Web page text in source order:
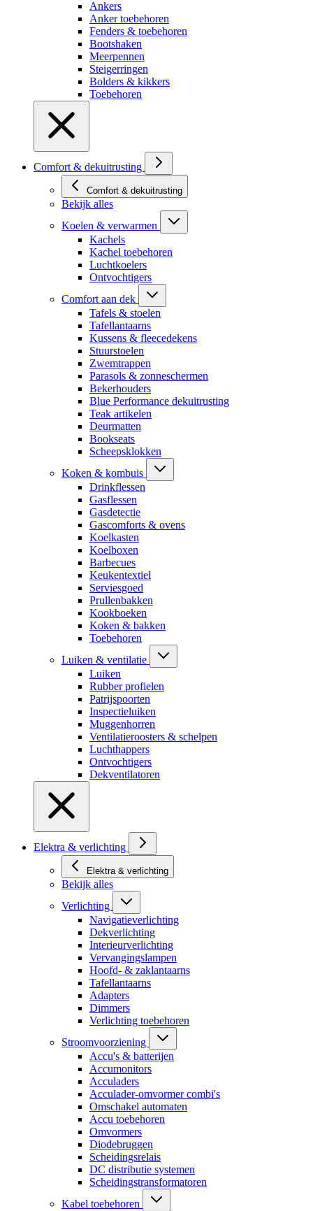
Ankers
Anker toebehoren
Fenders & toebehoren
Bootshaken
Meerpennen
Steigerringen
Bolders & kikkers
Toebehoren
Comfort & dekuitrusting
Comfort & dekuitrusting
Bekijk alles
Koelen & verwarmen
Kachels
Kachel toebehoren
Luchtkoelers
Ontvochtigers
Comfort aan dek
Tafels & stoelen
Tafellantaarns
Kussens & fleecedekens
Stuurstoelen
Zwemtrappen
Parasols & zonneschermen
Bekerhouders
Blue Performance dekuitrusting
Teak artikelen
Deurmatten
Bookseats
Scheepsklokken
Koken & kombuis
Drinkflessen
Gasflessen
Gasdetectie
Gascomforts & ovens
Koelkasten
Koelboxen
Barbecues
Keukentextiel
Serviesgoed
Prullenbakken
Kookboeken
Koken & bakken
Toebehoren
Luiken & ventilatie
Luiken
Rubber profielen
Patrijspoorten
Inspectieluiken
Muggenhorren
Ventilatieroosters & schelpen
Luchthappers
Ontvochtigers
Dekventilatoren
Elektra & verlichting
Elektra & verlichting
Bekijk alles
Verlichting
Navigatieverlichting
Dekverlichting
Interieurverlichting
Vervangingslampen
Hoofd- & zaklantaarns
Tafellantaarns
Adapters
Dimmers
Verlichting toebehoren
Stroomvoorziening
Accu's & batterijen
Accumonitors
Acculaders
Acculader-omvormer combi's
Omschakel automaten
Accu toebehoren
Omvormers
Diodebruggen
Scheidingsrelais
DC distributie systemen
Scheidingstransformatoren
Kabel toebehoren